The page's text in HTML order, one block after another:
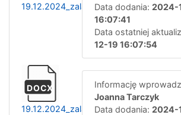
Data dodania: 2024-
16:07:41
Data ostatniej
12-19 16:07:54
DOCX
19.12.2024_zalacznik_nr_2_-
Informację
Joanna Tarczyk
Data dodania: 2024-